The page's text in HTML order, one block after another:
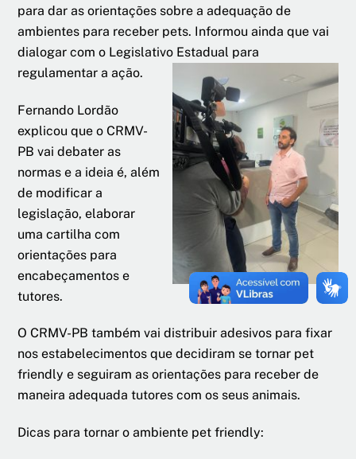
para dar as orientações sobre a adequação de
ambientes para receber pets. Informou ainda que vai
dialogar com o Legislativo Estadual para
regulamentar a ação.
Fernando Lordão
explicou que o CRMV-
PB vai debater as
normas e a ideia é, além
de modificar a
legislação, elaborar
uma cartilha com
orientações para
encabeçamentos e
tutores.
O CRMV-PB também vai distribuir adesivos para fixar
nos estabelecimentos que decidiram se tornar pet
friendly e seguiram as orientações para receber de
maneira adequada tutores com os seus animais.
Dicas para tornar o ambiente pet friendly: